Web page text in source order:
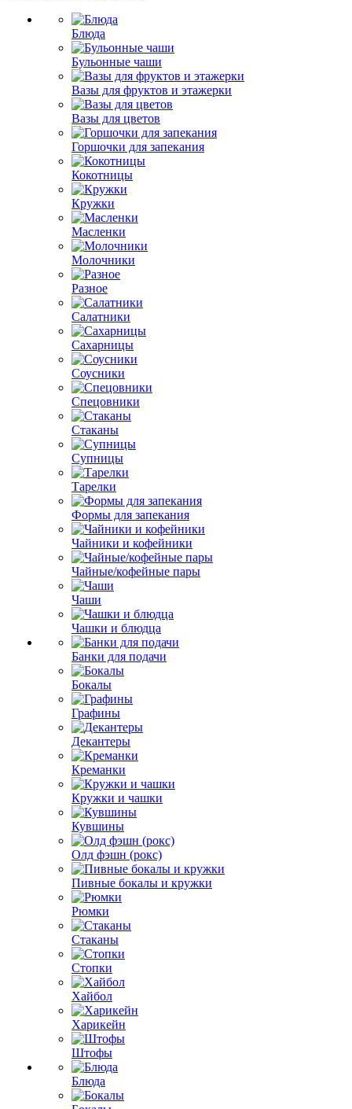
Блюда
Бульонные чаши
Вазы для фруктов и этажерки
Вазы для цветов
Горшочки для запекания
Кокотницы
Кружки
Масленки
Молочники
Разное
Салатники
Сахарницы
Соусники
Спецовники
Стаканы
Супницы
Тарелки
Формы для запекания
Чайники и кофейники
Чайные/кофейные пары
Чаши
Чашки и блюдца
Банки для подачи
Бокалы
Графины
Декантеры
Креманки
Кружки и чашки
Кувшины
Олд фэшн (рокс)
Пивные бокалы и кружки
Рюмки
Стаканы
Стопки
Хайбол
Харикейн
Штофы
Блюда